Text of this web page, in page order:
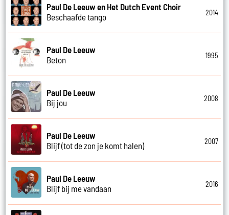
Paul De Leeuw en Het Dutch Event Choir
Beschaafde tango
2014
Paul De Leeuw
Beton
1995
Paul De Leeuw
Bij jou
2008
Paul De Leeuw
Blijf (tot de zon je komt halen)
2007
Paul De Leeuw
Blijf bij me vandaan
2016